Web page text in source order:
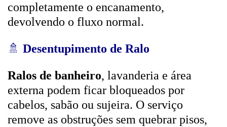
completamente o encanamento,
devolvendo o fluxo normal.
🚿 Desentupimento de Ralo
Ralos de banheiro, lavanderia e área
externa podem ficar bloqueados por
cabelos, sabão ou sujeira. O serviço
remove as obstruções sem quebrar pisos,